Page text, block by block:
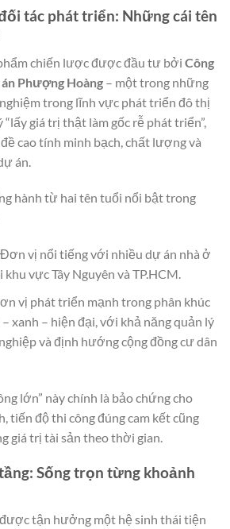
tác phát triển: Những cái tên
chiến lược được đầu tư bởi Công
Phượng Hoàng – một trong những
trong lĩnh vực phát triển đô thị
giá trị thật làm gốc rễ phát triển”,
cao tính minh bạch, chất lượng và
án.
hành từ hai tên tuổi nổi bật trong
vị nổi tiếng với nhiều dự án nhà ở
vực Tây Nguyên và TP.HCM.
vị phát triển mạnh trong phân khúc
xanh – hiện đại, với khả năng quản lý
và định hướng cộng đồng cư dân
lớn” này chính là bảo chứng cho
tiến độ thi công đúng cam kết cũng
giá trị tài sản theo thời gian.
Sống trọn từng khoảnh
tận hưởng một hệ sinh thái tiện